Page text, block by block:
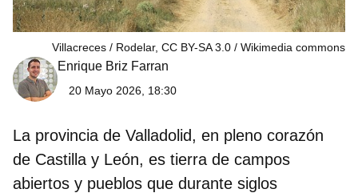
Villacreces / Rodelar, CC BY-SA 3.0 Wikimedia commons
Enrique Briz Farran
20 Mayo 2026, 18:30
La provincia de Valladolid, en pleno corazón
de Castilla y León, es tierra de campos
abiertos y pueblos que durante siglos